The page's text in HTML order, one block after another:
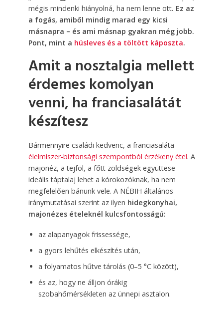
mégis mindenki hiányolná, ha nem lenne ott. Ez az
a fogás, amiből mindig marad egy kicsi
másnapra – és ami másnap gyakran még jobb.
Pont, mint a húsleves és a töltött káposzta.
Amit a nosztalgia mellett
érdemes komolyan
venni, ha franciasalátát
készítesz
Bármennyire családi kedvenc, a franciasaláta
élelmiszer‑biztonsági szempontból érzékeny étel. A
majonéz, a tejföl, a főtt zöldségek együttese
ideális táptalaj lehet a kórokozóknak, ha nem
megfelelően bánunk vele. A NÉBIH általános
iránymutatásai szerint az ilyen hidegkonyhai,
majonézes ételeknél kulcsfontosságú:
az alapanyagok frissessége,
a gyors lehűtés elkészítés után,
a folyamatos hűtve tárolás (0–5 °C között),
és az, hogy ne álljon órákig
szobahőmérsékleten az ünnepi asztalon.